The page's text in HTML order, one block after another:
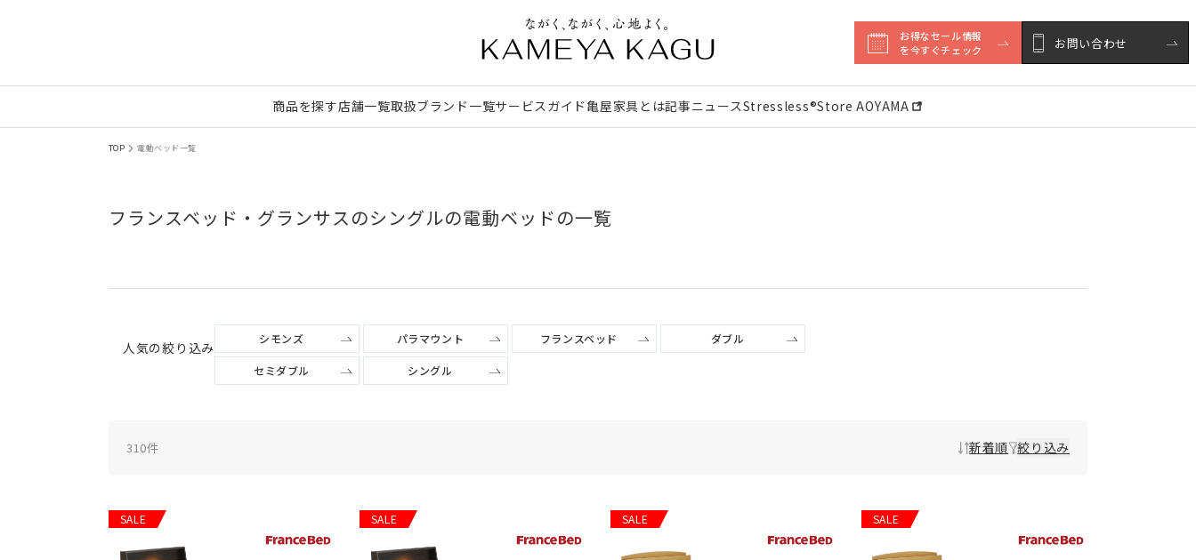
お得なセール情報
を今すぐチェック
お問い合わせ
商品を探す店舗一覧取扱ブランド一覧サービスガイド亀屋家具とは記事ニュースStressless®︎Store AOYAMA
TOP 電動ベッド一覧
フランスベッド・グランサスのシングルの電動ベッドの一覧
人気の絞り込み シモンズ パラマウント フランスベッド ダブル
セミダブル シングル
310件 新着順 絞り込み
SALE SALE SALE SALE